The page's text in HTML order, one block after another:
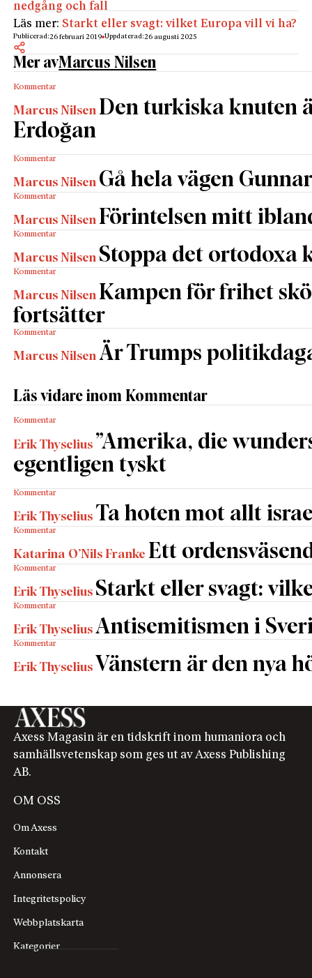
nedgång och fall
Läs mer: Starkt eller svagt: vilket Europa vill vi ha?
Publicerad:26 februari 2019 Uppdaterad:26 augusti 2025
Mer avMarcus Nilsen
Kommentar
Marcus Nilsen Den turkiska knuten
Erdoğan
Kommentar
Marcus Nilsen Gå hela vägen
Kommentar
Marcus Nilsen Förintelsen mitt
Kommentar
Marcus Nilsen Stoppa det ortodoxa
Kommentar
Marcus Nilsen Kampen för frihet
fortsätter
Kommentar
Marcus Nilsen Är Trumps
Läs vidare inom Kommentar
Kommentar
Erik Thyselius ”Amerika, die
egentligen tyskt
Kommentar
Erik Thyselius Ta hoten mot allt
Kommentar
Katarina O’Nils Franke Ett
Kommentar
Erik Thyselius Starkt eller svagt:
Kommentar
Erik Thyselius Antisemitismen i
Kommentar
Erik Thyselius Vänstern är den nya
Axess Magasin är en tidskrift inom humaniora och
samhällsvetenskap som ges ut av Axess Publishing
AB.
OM OSS
Om Axess
Kontakt
Annonsera
Integritetspolicy
Webbplatskarta
Kategorier